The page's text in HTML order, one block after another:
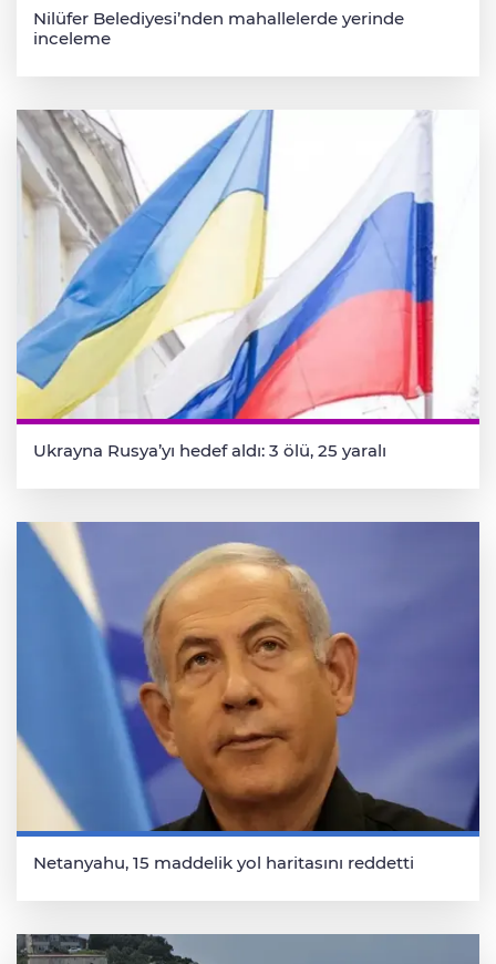
Nilüfer Belediyesi’nden mahallelerde yerinde
inceleme
Ukrayna Rusya’yı hedef aldı: 3 ölü, 25 yaralı
Netanyahu, 15 maddelik yol haritasını reddetti